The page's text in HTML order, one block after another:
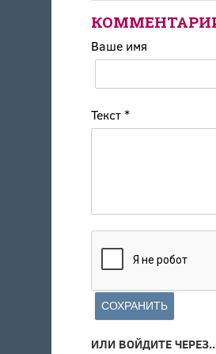
Ваше имя
Текст *
ИЛИ ВОЙДИТЕ